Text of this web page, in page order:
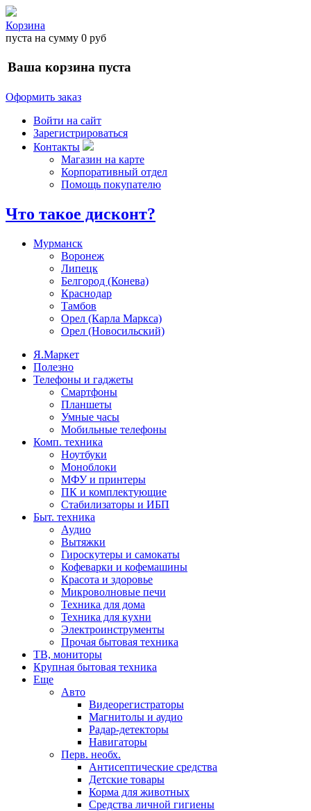
Корзина
пуста на сумму 0 руб
Ваша корзина пуста
Оформить заказ
Войти на сайт
Зарегистрироваться
Контакты
Магазин на карте
Корпоративный отдел
Помощь покупателю
Что такое дисконт?
Мурманск
Воронеж
Липецк
Белгород (Конева)
Краснодар
Тамбов
Орел (Карла Маркса)
Орел (Новосильский)
Я.Маркет
Полезно
Телефоны и гаджеты
Смартфоны
Планшеты
Умные часы
Мобильные телефоны
Комп. техника
Ноутбуки
Моноблоки
МФУ и принтеры
ПК и комплектующие
Стабилизаторы и ИБП
Быт. техника
Аудио
Вытяжки
Гироскутеры и самокаты
Кофеварки и кофемашины
Красота и здоровье
Микроволновые печи
Техника для дома
Техника для кухни
Электроинструменты
Прочая бытовая техника
ТВ, мониторы
Крупная бытовая техника
Еще
Авто
Видеорегистраторы
Магнитолы и аудио
Радар-детекторы
Навигаторы
Перв. необх.
Антисептические средства
Детские товары
Корма для животных
Средства личной гигиены